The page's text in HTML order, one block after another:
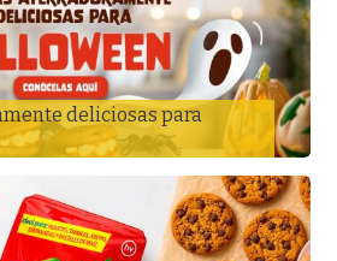
deliciosas para